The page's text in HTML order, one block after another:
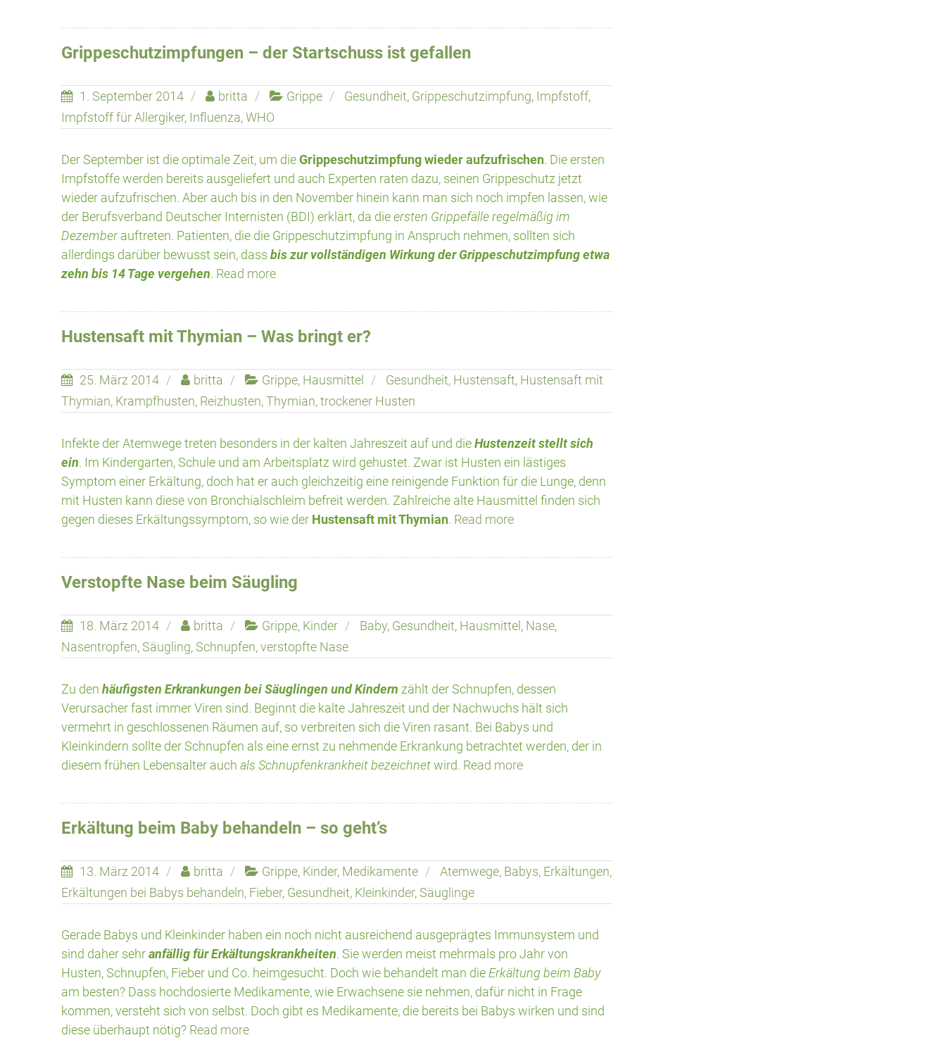
Grippeschutzimpfungen – der Startschuss ist gefallen
1. September 2014 britta Grippe Gesundheit, Grippeschutzimpfung, Impfstoff,
Impfstoff für Allergiker, Influenza,WHO
Der September ist die optimale Zeit, um dieGrippeschutzimpfung wieder aufzufrischen. Die ersten
Impfstoffe werden bereits ausgeliefert und auch Experten raten dazu, seinen Grippeschutz jetzt
wieder aufzufrischen. Aber auch bis in den November hinein kann man sich noch impfen lassen, wie
der Berufsverband Deutscher Internisten (BDI) erklärt, da dieersten Grippefälle regelmäßig im
Dezemberauftreten. Patienten, die die Grippeschutzimpfung in Anspruch nehmen, sollten sich
allerdings darüber bewusst sein, dass bis zur vollständigen Wirkung der Grippeschutzimpfung etwa
zehn bis 14 Tage vergehen. Read more
Hustensaft mit Thymian – Was bringt er?
25. März 2014 britta Grippe, Hausmittel Gesundheit, Hustensaft, Hustensaft mit
Thymian, Krampfhusten, Reizhusten,Thymian,trockener Husten
Infekte der Atemwege treten besonders in der kalten Jahreszeit auf und dieHustenzeit stellt sich
ein. Im Kindergarten, Schule und am Arbeitsplatz wird gehustet. Zwar ist Husten ein lästiges
Symptom einer Erkältung, doch hat er auch gleichzeitig eine reinigende Funktion für die Lunge, denn
mit Husten kann diese von Bronchialschleim befreit werden. Zahlreiche alte Hausmittel finden sich
gegen dieses Erkältungssymptom, so wie der Hustensaft mit Thymian. Read more
Verstopfte Nase beim Säugling
18. März 2014 britta Grippe, Kinder Baby, Gesundheit, Hausmittel , Nase,
Nasentropfen, Säugling, Schnupfen,verstopfte Nase
Zu den häufigsten Erkrankungen bei Säuglingen und Kindern zählt der Schnupfen, dessen
Verursacher fast immer Viren sind. Beginnt die kalte Jahreszeit und der Nachwuchs hält sich
vermehrt in geschlossenen Räumen auf, so verbreiten sich die Viren rasant. Bei Babys und
Kleinkindern sollte der Schnupfen als eine ernst zu nehmende Erkrankung betrachtet werden, der in
diesem frühen Lebensalter auch als Schnupfenkrankheit bezeichnetwird. Read more
Erkältung beim Baby behandeln – so geht’s
13. März 2014 britta Grippe, Kinder, Medikamente Atemwege, Babys, Erkältungen,
Erkältungen bei Babys behandeln, Fieber, Gesundheit, Kleinkinder, Säuglinge
Gerade Babys und Kleinkinder haben ein noch nicht ausreichend ausgeprägtes Immunsystem und
sind daher sehranfällig für Erkältungskrankheiten. Sie werden meist mehrmals pro Jahr von
Husten, Schnupfen, Fieber und Co. heimgesucht. Doch wie behandelt man die Erkältung beim Baby
am besten? Dass hochdosierte Medikamente, wie Erwachsene sie nehmen, dafür nicht in Frage
kommen, versteht sich von selbst. Doch gibt es Medikamente, die bereits bei Babys wirken und sind
diese überhaupt nötig? Read more